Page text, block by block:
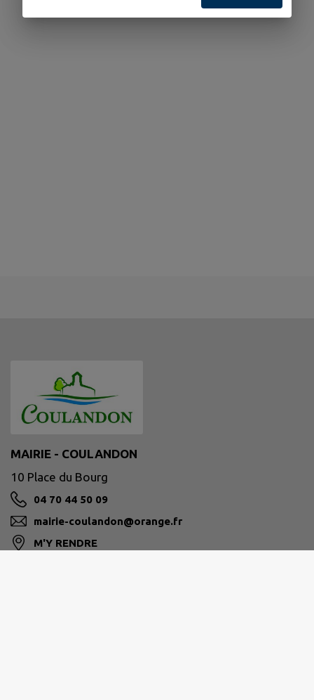
MAIRIE - COULANDON
10 Place du Bourg
04 70 44 50 09
mairie-coulandon@orange.fr
M'Y RENDRE